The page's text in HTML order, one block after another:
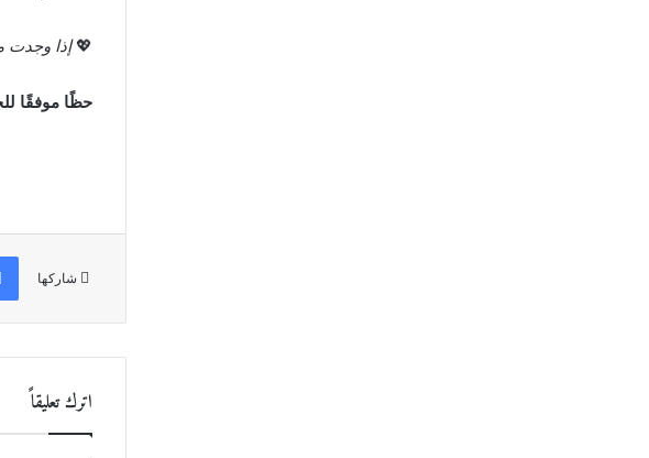
💖إذا وجدت
حظًا موفقًا
شاركها
اترك تعليقاً